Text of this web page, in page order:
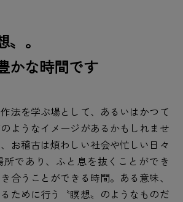
。
かな時間です
作法を学ぶ場として、あるいはかつて
ようなイメージがあるかもしれませ
お稽古は煩わしい社会や忙しい日々
所であり、ふと息を抜くことができ
合うことができる時間。ある意味、
ために行う〝瞑想〟のようなものだ